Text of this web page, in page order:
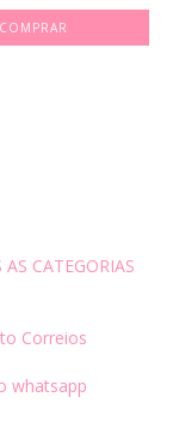
COMPRAR
AS CATEGORIAS
Correios
whatsapp